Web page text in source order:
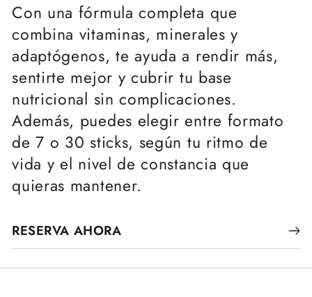
Con una fórmula completa que
combina vitaminas, minerales y
adaptógenos, te ayuda a rendir más,
sentirte mejor y cubrir tu base
nutricional sin complicaciones.
Además, puedes elegir entre formato
de 7 o 30 sticks, según tu ritmo de
vida y el nivel de constancia que
quieras mantener.
RESERVA AHORA